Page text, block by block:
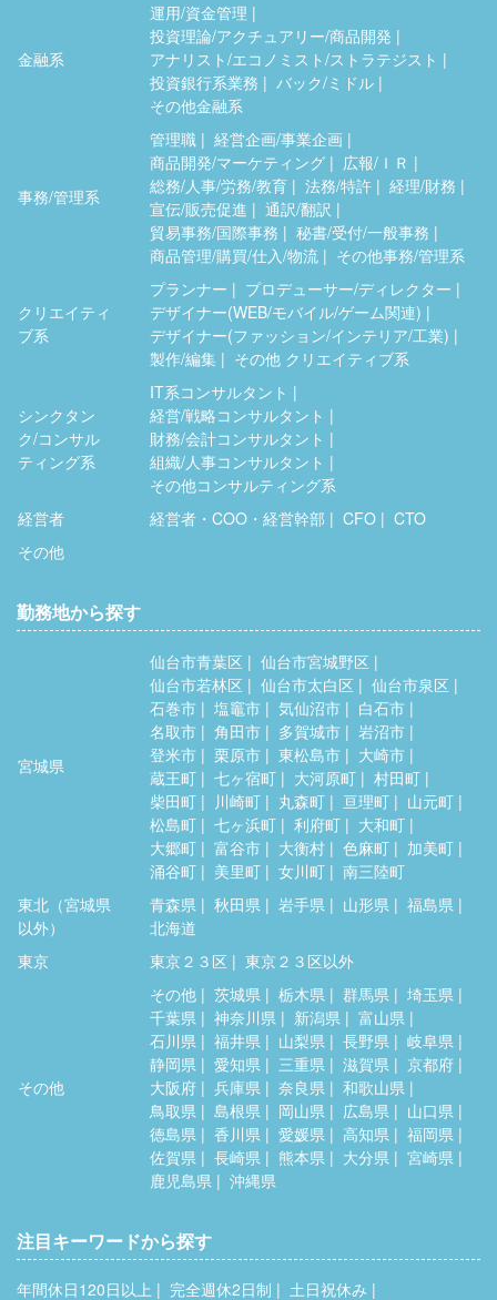
金融系
運用/資金管理
投資理論/アクチュアリー/商品開発
アナリスト/エコノミスト/ストラテジスト
投資銀行系業務
バック/ミドル
その他金融系
事務/管理系
管理職
経営企画/事業企画
商品開発/マーケティング
広報/ＩＲ
総務/人事/労務/教育
法務/特許
経理/財務
宣伝/販売促進
通訳/翻訳
貿易事務/国際事務
秘書/受付/一般事務
商品管理/購買/仕入/物流
その他事務/管理系
クリエイティ
ブ系
プランナー
プロデューサー/ディレクター
デザイナー(WEB/モバイル/ゲーム関連)
デザイナー(ファッション/インテリア/工業)
製作/編集
その他 クリエイティブ系
シンクタン
ク/コンサル
ティング系
IT系コンサルタント
経営/戦略コンサルタント
財務/会計コンサルタント
組織/人事コンサルタント
その他コンサルティング系
経営者
経営者・COO・経営幹部 CFO
CTO
その他
勤務地から探す
宮城県
仙台市青葉区
仙台市宮城野区
仙台市若林区
仙台市太白区
仙台市泉区
石巻市
塩竈市 気仙沼市
白石市
名取市
角田市 多賀城市
岩沼市
登米市
栗原市 東松島市
大崎市
蔵王町
七ヶ宿町 大河原町
村田町
柴田町
川崎町 丸森町 亘理町
山元町
松島町
七ヶ浜町 利府町
大和町
大郷町
富谷市 大衡村 色麻町
加美町
涌谷町
美里町 女川町
南三陸町
東北（宮城県
以外）
青森県 秋田県 岩手県 山形県
福島県
北海道
東京
東京２３区 東京２３区以外
その他
その他 茨城県 栃木県 群馬県
埼玉県
千葉県
神奈川県 新潟県
富山県
石川県
福井県 山梨県 長野県
岐阜県
静岡県
愛知県 三重県 滋賀県
京都府
大阪府
兵庫県 奈良県
和歌山県
鳥取県
島根県 岡山県 広島県
山口県
徳島県
香川県 愛媛県 高知県
福岡県
佐賀県
長崎県 熊本県 大分県
宮崎県
鹿児島県
沖縄県
注目キーワードから探す
年間休日120日以上 完全週休2日制 土日祝休み